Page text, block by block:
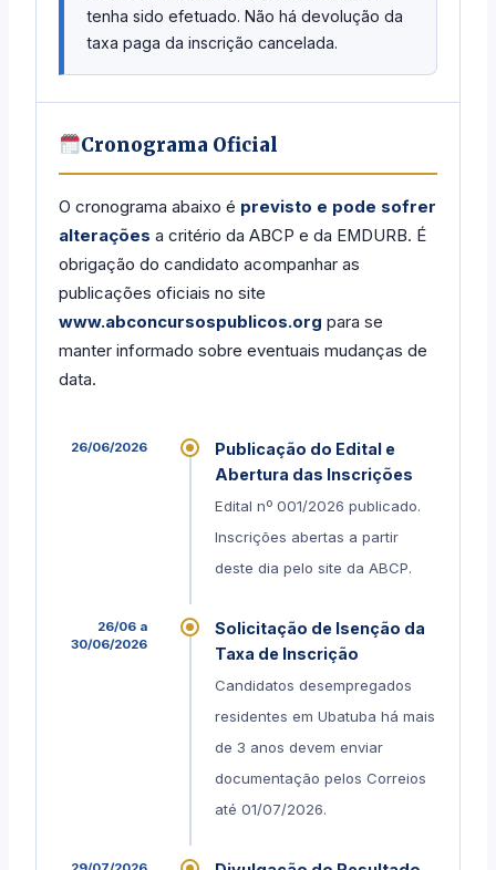
tenha sido efetuado. Não há devolução da
taxa paga da inscrição cancelada.
Cronograma Oficial
O cronograma abaixo é previsto e pode sofrer
alterações a critério da ABCP e da EMDURB. É
obrigação do candidato acompanhar as
publicações oficiais no site
www.abconcursospublicos.org para se
manter informado sobre eventuais mudanças de
data.
26/06/2026
Publicação do Edital e
Abertura das Inscrições
Edital nº 001/2026 publicado.
Inscrições abertas a partir
deste dia pelo site da ABCP.
26/06 a
30/06/2026
Solicitação de Isenção da
Taxa de Inscrição
Candidatos desempregados
residentes em Ubatuba há mais
de 3 anos devem enviar
documentação pelos Correios
até 01/07/2026.